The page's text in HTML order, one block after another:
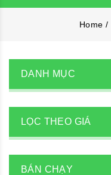
Home /
DANH MỤC
LỌC THEO GIÁ
BÁN CHẠY